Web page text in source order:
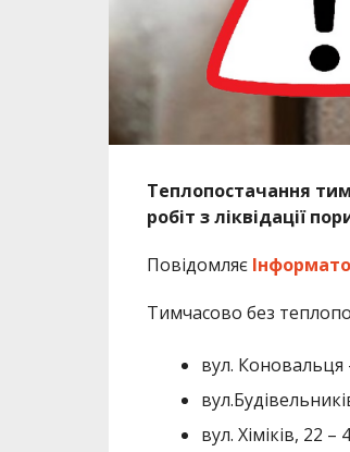
Теплопостачання
робіт з ліквідації
Повідомляє
Тимчасово без
вул. Коновальця
вул. Хіміків, 22 –